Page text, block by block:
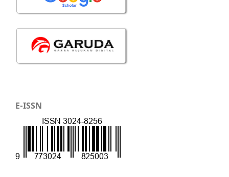
E-ISSN